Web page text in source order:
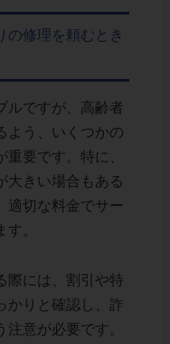
の修理を頼むとき
ルですが、高齢者
よう、いくつかの
要です。特に、
大きい場合もある
適切な料金でサー
。
際には、割引や特
かりと確認し、詐
意が必要です。